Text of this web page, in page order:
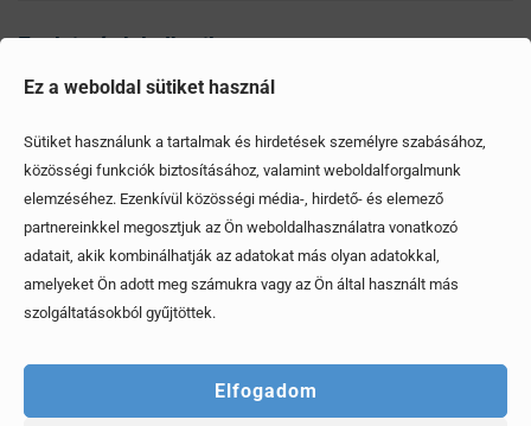
Ez a weboldal sütiket használ
Sütiket használunk a tartalmak és hirdetések személyre szabásához,
közösségi funkciók biztosításához, valamint weboldalforgalmunk
elemzéséhez. Ezenkívül közösségi média-, hirdető- és elemező
partnereinkkel megosztjuk az Ön weboldalhasználatra vonatkozó
adatait, akik kombinálhatják az adatokat más olyan adatokkal,
amelyeket Ön adott meg számukra vagy az Ön által használt más
szolgáltatásokból gyűjtöttek.
Elfogadom
Ezek is érdekelhetik